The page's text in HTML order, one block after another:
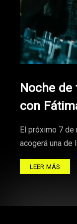
Noche
con
El próximo 7 de
acogerá una de
LEER MÁS